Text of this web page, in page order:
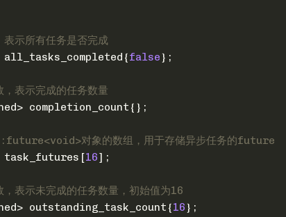
示所有任务是否完成
all_tasks_completed{false};
表示完成的任务数量
> completion_count{};
对象的数组，用于存储异步任务的future
task_futures[16];
表示未完成的任务数量，初始值为16
> outstanding_task_count{16};